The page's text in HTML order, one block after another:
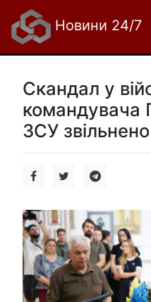
Новини 24/7
Скандал у
командувача
ЗСУ